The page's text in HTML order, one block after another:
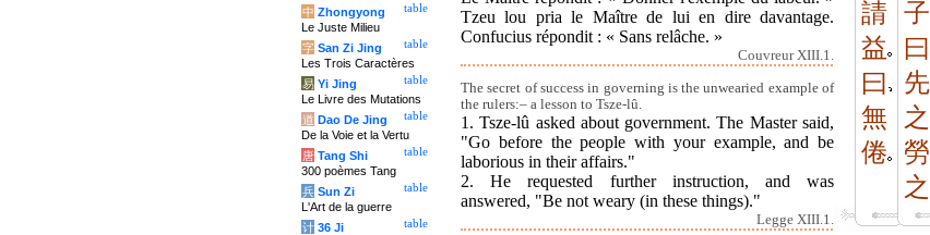
請
益
曰
無
倦
子
曰
先
之
勞
之
Tzeu lou pria le Maître de lui en dire davantage.
Confucius répondit : « Sans relâche. »
Couvreur XIII.1.
The secret of success in governing is the unwearied example of
the rulers:– a lesson to Tsze-lû.
1. Tsze-lû asked about government. The Master said,
"Go before the people with your example, and be
laborious in their affairs."
2. He requested further instruction, and was
answered, "Be not weary (in these things)."
Legge XIII.1.
table
中 Zhongyong
Le Juste Milieu
table
字 San Zi Jing
Les Trois Caractères
table
易 Yi Jing
Le Livre des Mutations
table
道 Dao De Jing
De la Voie et la Vertu
table
唐 Tang Shi
300 poèmes Tang
table
兵 Sun Zi
L'Art de la guerre
table
计 36 Ji